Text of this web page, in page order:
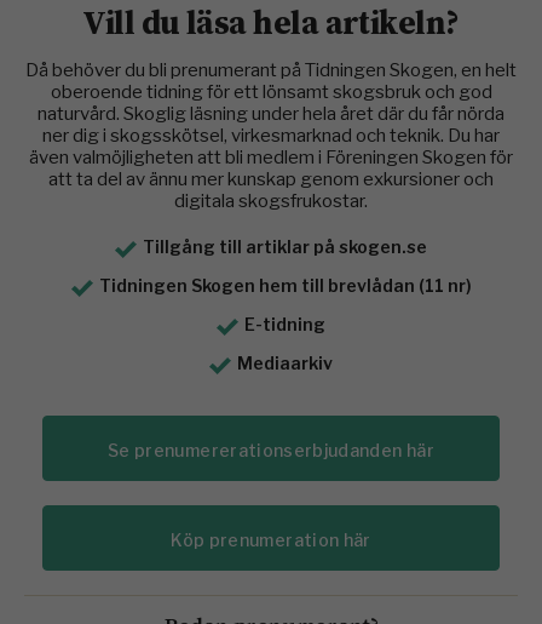
Vill du läsa hela artikeln?
Då behöver du bli prenumerant på Tidningen Skogen, en helt
oberoende tidning för ett lönsamt skogsbruk och god
naturvård. Skoglig läsning under hela året där du får nörda
ner dig i skogsskötsel, virkesmarknad och teknik. Du har
även valmöjligheten att bli medlem i Föreningen Skogen för
att ta del av ännu mer kunskap genom exkursioner och
digitala skogsfrukostar.
Tillgång till artiklar på skogen.se
Tidningen Skogen hem till brevlådan (11 nr)
E-tidning
Mediaarkiv
Se prenumererationserbjudanden här
Köp prenumeration här